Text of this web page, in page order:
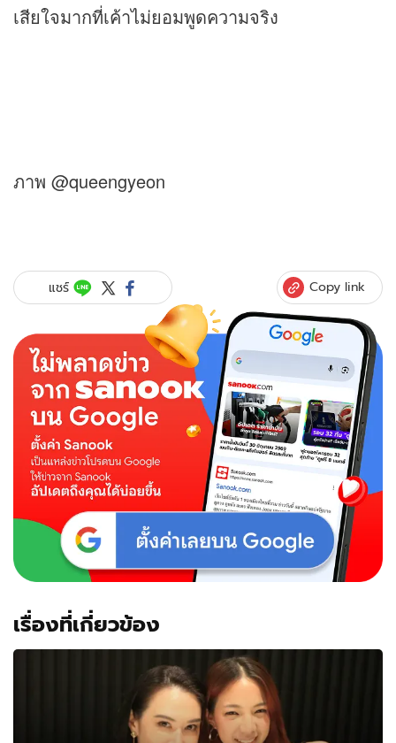
เสียใจมากที่เค้าไม่ยอมพูดความจริง
ภาพ @queengyeon
แชร์ Copy link
เรื่องที่เกี่ยวข้อง